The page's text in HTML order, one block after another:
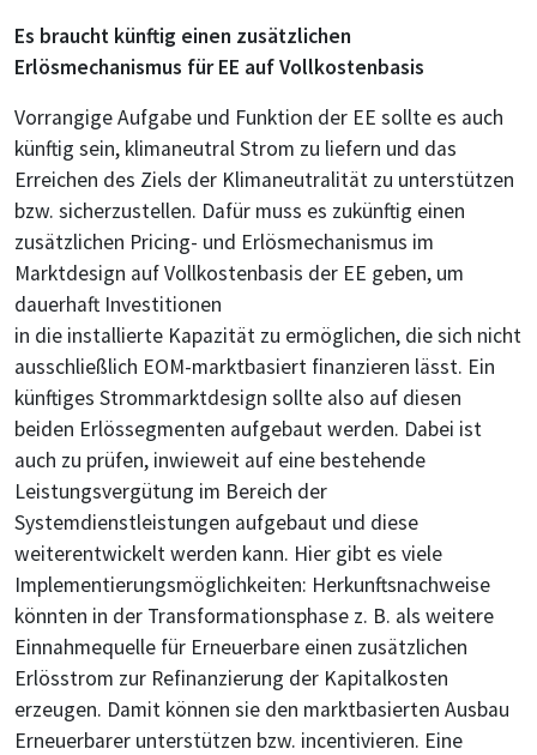
Es braucht künftig einen zusätzlichen
Erlösmechanismus für EE auf Vollkostenbasis
Vorrangige Aufgabe und Funktion der EE sollte es auch
künftig sein, klimaneutral Strom zu liefern und das
Erreichen des Ziels der Klimaneutralität zu unterstützen
bzw. sicherzustellen. Dafür muss es zukünftig einen
zusätzlichen Pricing- und Erlösmechanismus im
Marktdesign auf Vollkostenbasis der EE geben, um
dauerhaft Investitionen
in die installierte Kapazität zu ermöglichen, die sich nicht
ausschließlich EOM-marktbasiert finanzieren lässt. Ein
künftiges Strommarktdesign sollte also auf diesen
beiden Erlössegmenten aufgebaut werden. Dabei ist
auch zu prüfen, inwieweit auf eine bestehende
Leistungsvergütung im Bereich der
Systemdienstleistungen aufgebaut und diese
weiterentwickelt werden kann. Hier gibt es viele
Implementierungsmöglichkeiten: Herkunftsnachweise
könnten in der Transformationsphase z. B. als weitere
Einnahmequelle für Erneuerbare einen zusätzlichen
Erlösstrom zur Refinanzierung der Kapitalkosten
erzeugen. Damit können sie den marktbasierten Ausbau
Erneuerbarer unterstützen bzw. incentivieren. Eine